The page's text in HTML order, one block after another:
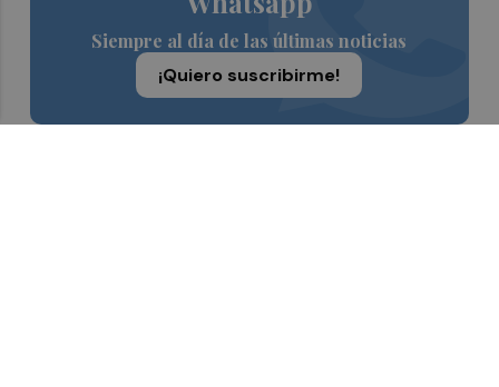
Siempre al día de las últimas noticias
¡Quiero suscribirme!